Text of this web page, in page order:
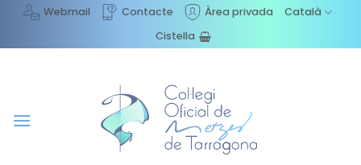
content
Webmail Contacte Àrea privada
Català
Cistella